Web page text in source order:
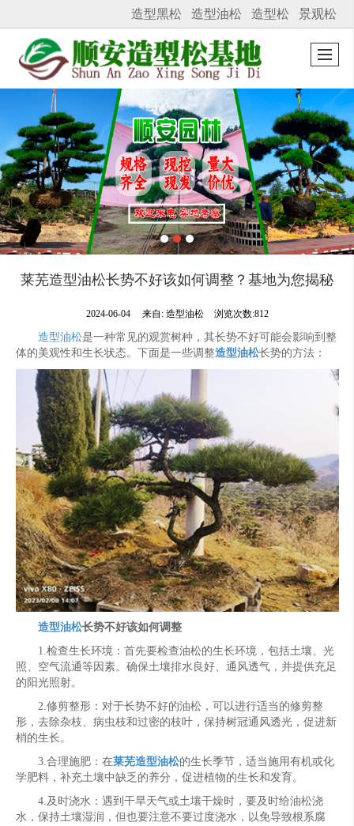
很遗憾，因您的浏览器版本过低导致无法获得最佳浏览体验，推荐下载安装谷歌浏览器！
造型黑松 造型油松 造型松 景观松
莱芜造型油松长势不好该如何调整？基地为您揭秘
2024-06-04 来自: 造型油松 浏览次数:812
造型油松是一种常见的观赏树种，其长势不好可能会影响到整
体的美观性和生长状态。下面是一些调整造型油松长势的方法：
造型油松长势不好该如何调整
1.检查生长环境：首先要检查油松的生长环境，包括土壤、光
照、空气流通等因素。确保土壤排水良好、通风透气，并提供充足
的阳光照射。
2.修剪整形：对于长势不好的油松，可以进行适当的修剪整
形，去除杂枝、病虫枝和过密的枝叶，保持树冠通风透光，促进新
梢的生长。
3.合理施肥：在莱芜造型油松的生长季节，适当施用有机或化
学肥料，补充土壤中缺乏的养分，促进植物的生长和发育。
4.及时浇水：遇到干旱天气或土壤干燥时，要及时给油松浇
水，保持土壤湿润，但也要注意不要过度浇水，以免导致根系腐